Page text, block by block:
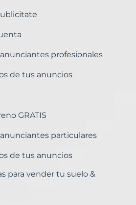
profesionales
de tus anuncios
GRATIS
anunciantes particulares
de tus anuncios
para vender tu suelo &